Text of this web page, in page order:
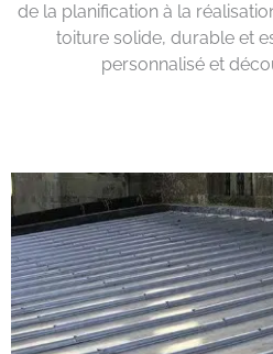
de la planification à la
toiture solide, durable et
personnalisé et